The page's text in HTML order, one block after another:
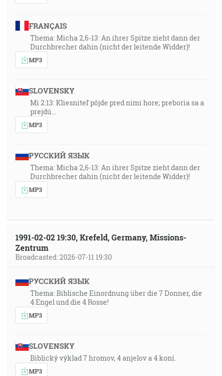
FRANÇAIS
Thema: Micha 2,6-13: An ihrer Spitze zieht dann der
Durchbrecher dahin (nicht der leitende Widder)!
MP3
SLOVENSKY
Mi 2:13: Kliesniteľ pôjde pred nimi hore; preboria sa a
prejdú…
MP3
РУССКИЙ ЯЗЫК
Thema: Micha 2,6-13: An ihrer Spitze zieht dann der
Durchbrecher dahin (nicht der leitende Widder)!
MP3
1991-02-02 19:30, Krefeld, Germany, Missions-
Zentrum
Broadcasted: 2026-07-11 19:30
РУССКИЙ ЯЗЫК
Thema: Biblische Einordnung über die 7 Donner, die
4 Engel und die 4 Rosse!
MP3
SLOVENSKY
Biblický výklad 7 hromov, 4 anjelov a 4 koní.
MP3